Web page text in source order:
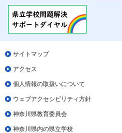
サイトマップ
アクセス
個人情報の取扱いについて
ウェブアクセシビリティ方針
神奈川県教育委員会
神奈川県内の県立学校